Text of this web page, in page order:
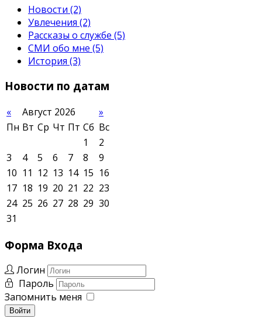
Новости (2)
Увлечения (2)
Рассказы о службе (5)
СМИ обо мне (5)
История (3)
Новости по датам
« Август 2026
»
Пн Вт Ср Чт Пт Сб Вс
1
2
3
4 5 6 7 8
9
10 11 12 13 14 15 16
17 18 19 20 21 22 23
24 25 26 27 28 29 30
31
Форма Входа
Логин
Пароль
Запомнить меня
Войти